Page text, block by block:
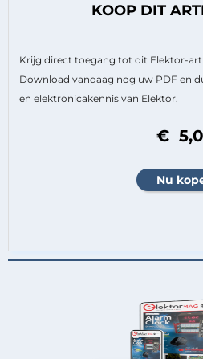
KOOP DIT
Krijg direct toegang tot dit Elektor-
Download vandaag nog uw PDF en
en elektronicakennis van Elektor.
€